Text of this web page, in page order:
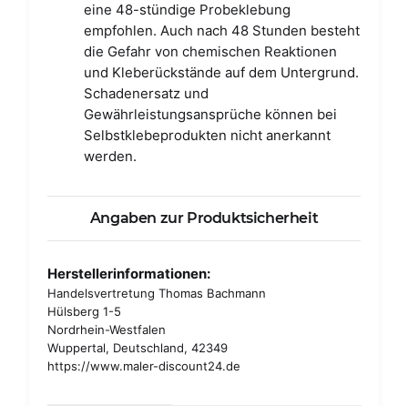
eine 48-stündige Probeklebung
empfohlen. Auch nach 48 Stunden besteht
die Gefahr von chemischen Reaktionen
und Kleberückstände auf dem Untergrund.
Schadenersatz und
Gewährleistungsansprüche können bei
Selbstklebeprodukten nicht anerkannt
werden.
Angaben zur Produktsicherheit
Herstellerinformationen:
Handelsvertretung Thomas Bachmann
Hülsberg 1-5
Nordrhein-Westfalen
Wuppertal, Deutschland, 42349
https://www.maler-discount24.de